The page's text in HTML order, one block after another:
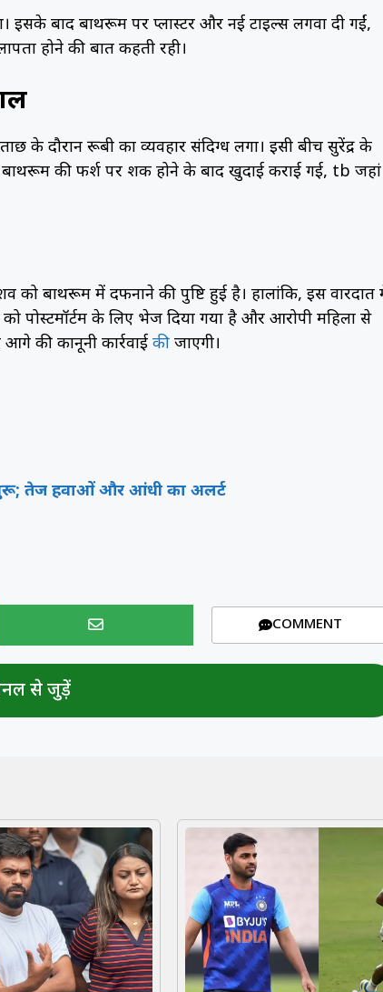
इसके बाद बाथरूम पर प्लास्टर और नई टाइल्स लगवा दी गईं,
होने की बात कहती रही।
के दौरान रूबी का व्यवहार संदिग्ध लगा। इसी बीच सुरेंद्र के
की फर्श पर शक होने के बाद खुदाई कराई गई, tb
बाथरूम में दफनाने की पुष्टि हुई है। हालांकि, इस वारदात
पोस्टमॉर्टम के लिए भेज दिया गया है और आरोपी महिला से
की कानूनी कार्रवाई की जाएगी।
तेज हवाओं और आंधी का अलर्ट
COMMENT
से जुड़ें